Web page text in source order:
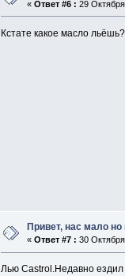
« Ответ #6 : 29
Кстате какое масло
Привет, нас мало
« Ответ #7 : 30
Лью Castrol.Недавно